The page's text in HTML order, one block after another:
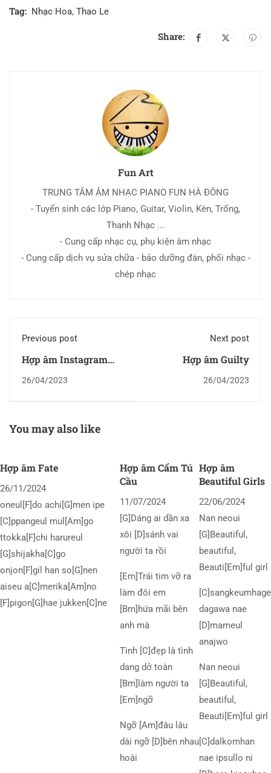
Tag: Nhạc Hoa, Thao Le
Share:
Fun Art
TRUNG TÂM ÂM NHẠC PIANO FUN HÀ ĐÔNG
- Tuyển sinh các lớp Piano, Guitar, Violin, Kèn, Trống,
Thanh Nhạc ...
- Cung cấp nhạc cụ, phụ kiện âm nhạc
- Cung cấp dịch vụ sửa chữa - bảo dưỡng đàn, phối nhạc -
chép nhạc
Previous post
Hợp âm Instagram
26/04/2023
Next post
Hợp âm Guilty
26/04/2023
You may also like
Hợp âm Fate
26/11/2024
oneul[F]do achi[G]men ipe
[C]ppangeul mul[Am]go
ttokka[F]chi harureul
[G]shijakha[C]go
onjon[F]gil han so[G]nen
aiseu a[C]merika[Am]no
[F]pigon[G]hae jukken[C]ne
Hợp âm Cẩm Tú
Cầu
11/07/2024
[G]Dáng ai dần xa
xôi [D]sánh vai
người ta rồi
[Em]Trái tim vỡ ra
làm đôi em
[Bm]hứa mãi bên
anh mà
Tình [C]đẹp là tình
dang dở toàn
[Bm]làm người ta
[Em]ngỡ
Ngỡ [Am]đâu lâu
dài ngỡ [D]bên nhau
hoài
Hợp âm
Beautiful Girls
22/06/2024
Nan neoui
[G]Beautiful,
beautiful,
Beauti[Em]ful girl
[C]sangkeumhage
dagawa nae
[D]mameul
anajwo
Nan neoui
[G]Beautiful,
beautiful,
Beauti[Em]ful girl
[C]dalkomhan
nae ipsullo ni